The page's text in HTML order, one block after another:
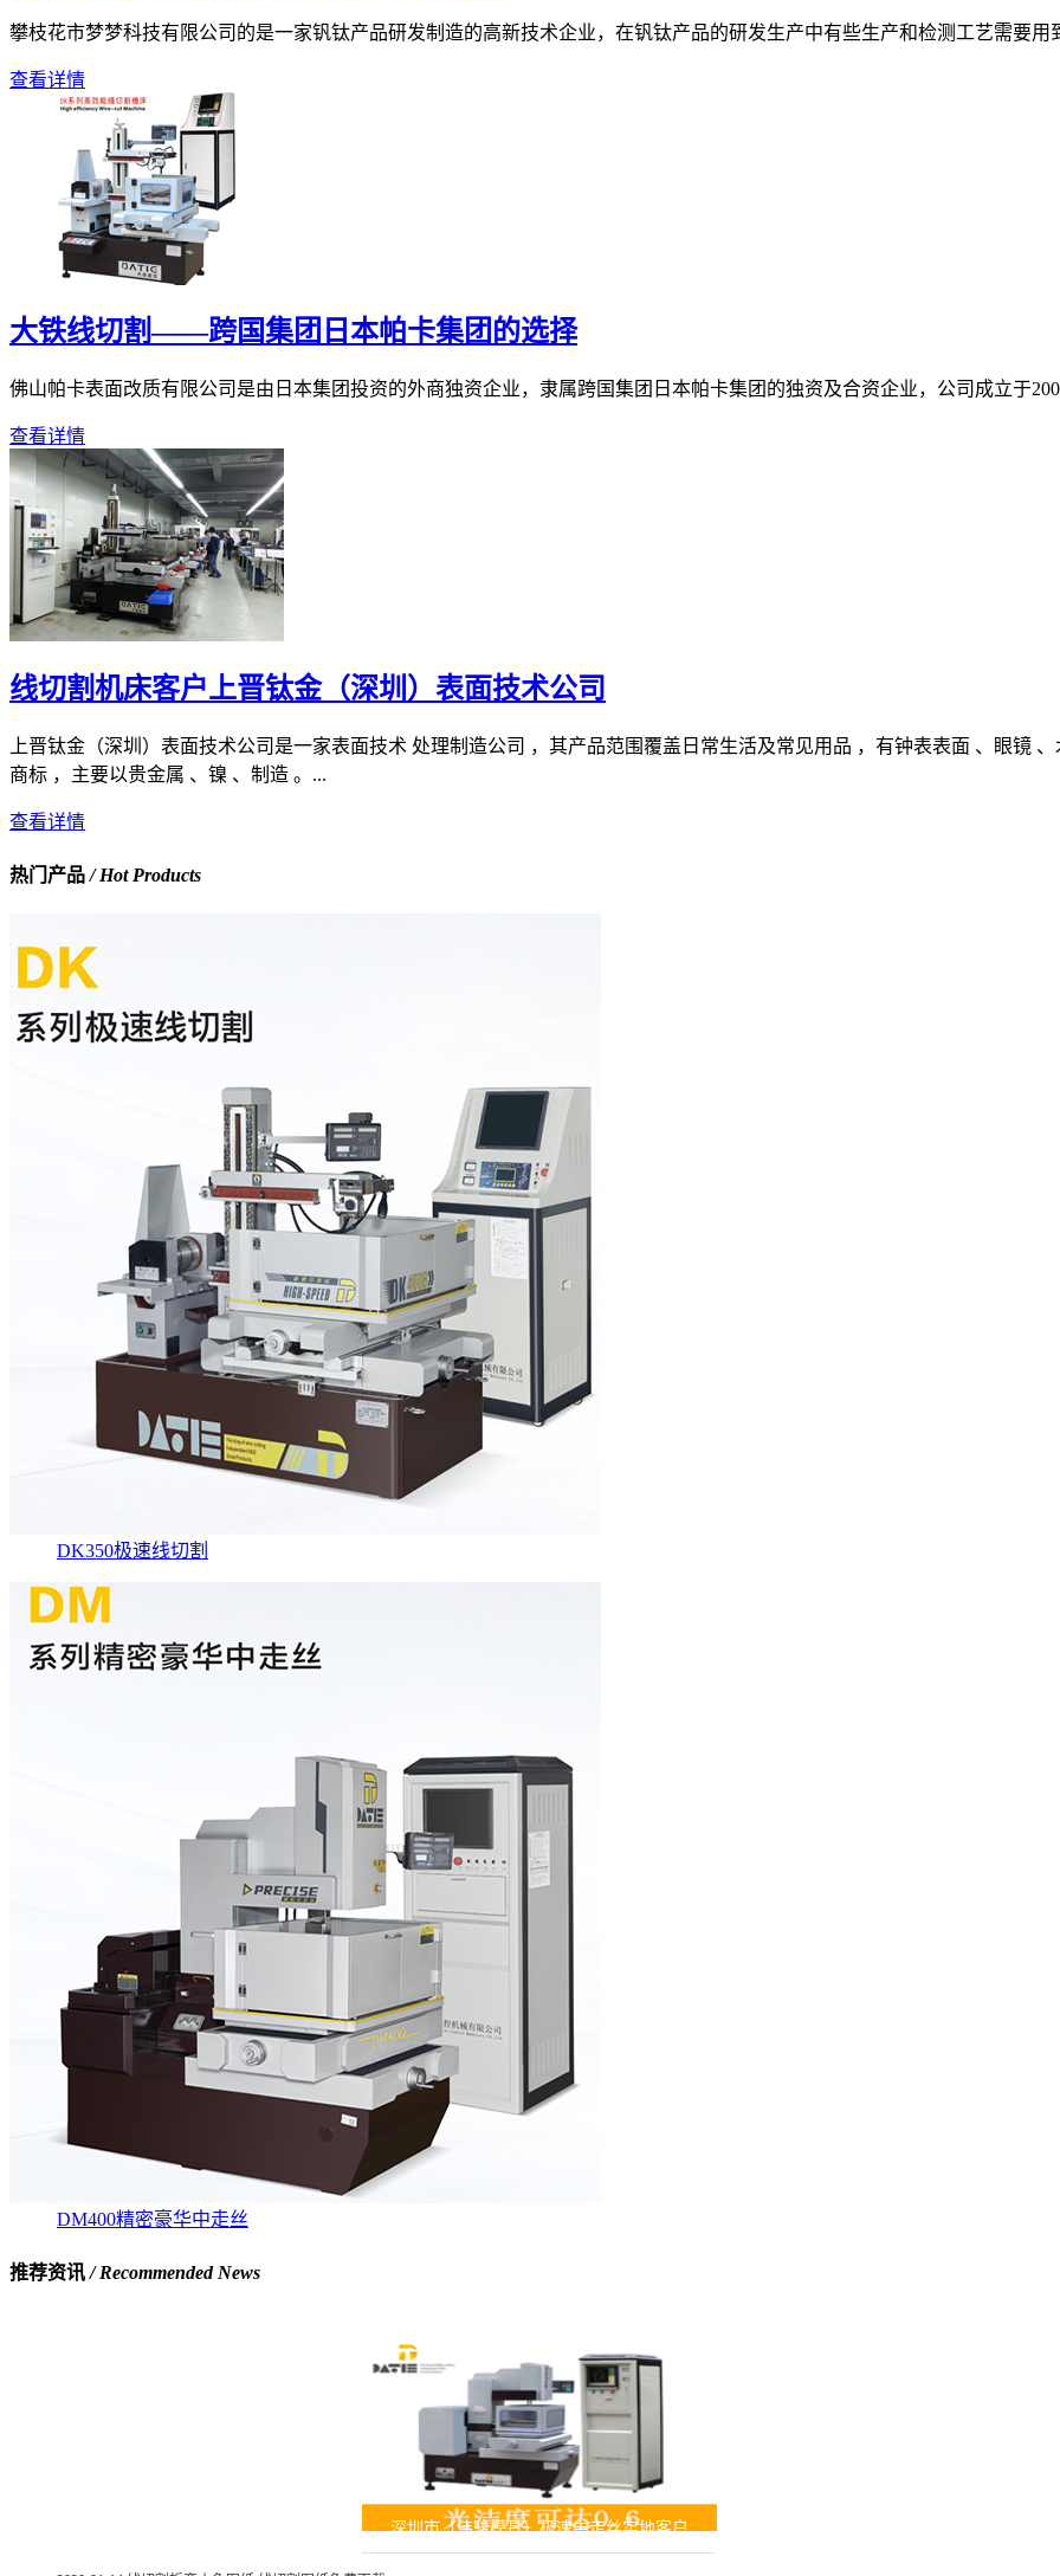
攀枝花市梦梦科技有限公司的是一家钒钛产品研发制造的高新技术企业，在钒钛产品的研发生产中有些生产和检测工艺需要用
查看详情
大铁线切割——跨国集团日本帕卡集团的选择
佛山帕卡表面改质有限公司是由日本集团投资的外商独资企业，隶属跨国集团日本帕卡集团的独资及合资企业，公司成立于
查看详情
线切割机床客户上晋钛金（深圳）表面技术公司
上晋钛金（深圳）表面技术公司是一家表面技术 处理制造公司 ，其产品范围覆盖日常生活及常见用品 ，有钟表表面 、眼镜
商标 ，主要以贵金属 、镍 、制造 。...
查看详情
热门产品/ Hot Products
DK350极速线切割
DM400精密豪华中走丝
推荐资讯/ Recommended News
深圳市（伟骏模具）极速中走丝实地客户